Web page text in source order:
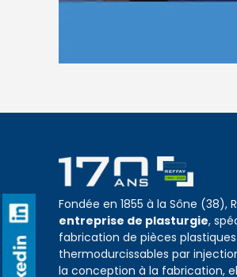
Fondée en 1855 à la Sône (38),
entreprise de plasturgie,
fabrication de pièces
thermodurcissables par
la conception à la fabrication,